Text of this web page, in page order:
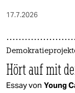
17.7.2026
Hört auf mit
Essay von Young